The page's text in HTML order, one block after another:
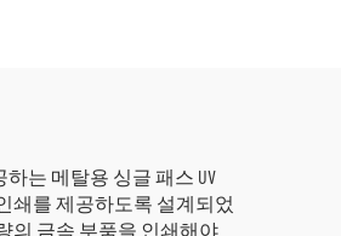
는 메탈용 싱글 패스 UV
쇄를 제공하도록 설계되었
의 금속 부품을 인쇄해야